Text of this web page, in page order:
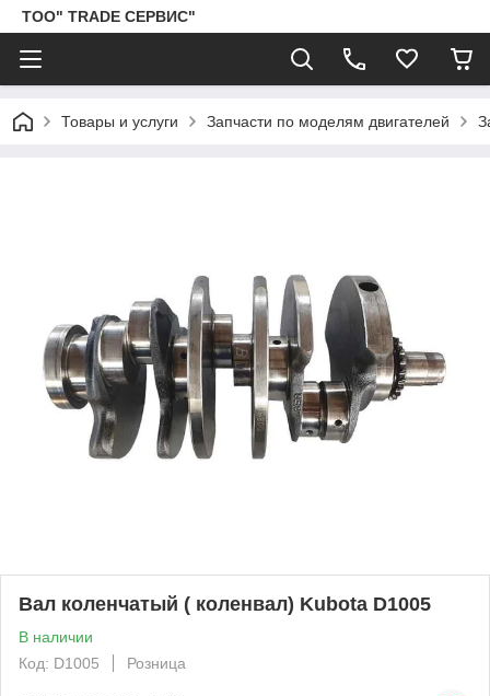
ТОО" TRADE СЕРВИС"
Товары и услуги Запчасти по моделям двигателей
Вал коленчатый ( коленвал) Kubota D1005
В наличии
Код: D1005
Розница